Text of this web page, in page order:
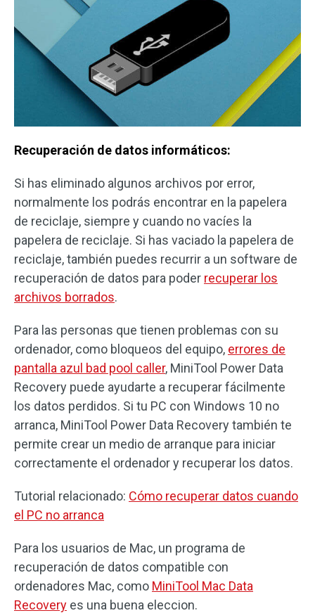
Recuperación de datos informáticos:
Si has eliminado algunos archivos por error,
normalmente los podrás encontrar en la papelera
de reciclaje, siempre y cuando no vacíes la
papelera de reciclaje. Si has vaciado la papelera de
reciclaje, también puedes recurrir a un software de
recuperación de datos para poder recuperar los
archivos borrados.
Para las personas que tienen problemas con su
ordenador, como bloqueos del equipo, errores de
pantalla azul bad pool caller, MiniTool Power Data
Recovery puede ayudarte a recuperar fácilmente
los datos perdidos. Si tu PC con Windows 10 no
arranca, MiniTool Power Data Recovery también te
permite crear un medio de arranque para iniciar
correctamente el ordenador y recuperar los datos.
Tutorial relacionado: Cómo recuperar datos cuando
el PC no arranca
Para los usuarios de Mac, un programa de
recuperación de datos compatible con
ordenadores Mac, como MiniTool Mac Data
Recovery es una buena eleccion.